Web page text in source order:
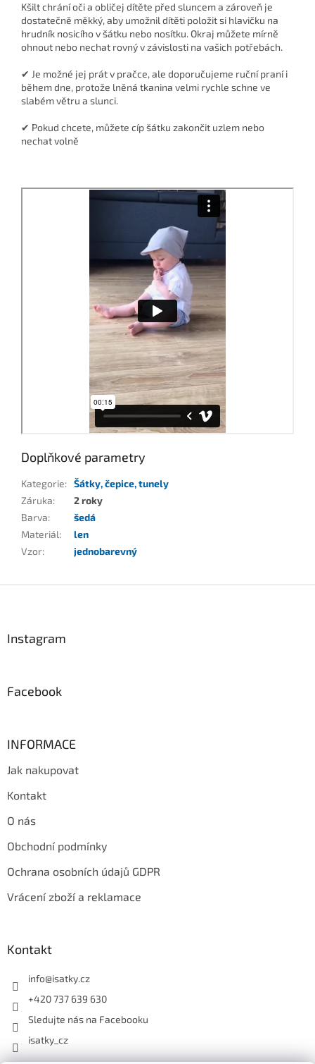
Kšilt chrání oči a obličej dítěte před sluncem a zároveň je
dostatečně měkký, aby umožnil dítěti položit si hlavičku na
hrudník nosicího v šátku nebo nosítku. Okraj můžete mírně
ohnout nebo nechat rovný v závislosti na vašich potřebách.
✔ Je možné jej prát v pračce, ale doporučujeme ruční praní i
během dne, protože lněná tkanina velmi rychle schne ve
slabém větru a slunci.
✔ Pokud chcete, můžete cíp šátku zakončit uzlem nebo
nechat volně
Doplňkové parametry
Kategorie: Šátky, čepice, tunely
Záruka:
2 roky
Barva:
šedá
Materiál:
len
Vzor: jednobarevný
Instagram
Facebook
INFORMACE
Jak nakupovat
Kontakt
O nás
Obchodní podmínky
Ochrana osobních údajů GDPR
Vrácení zboží a reklamace
Kontakt
info@isatky.cz
+420 737 639 630
Sledujte nás na Facebooku
isatky_cz